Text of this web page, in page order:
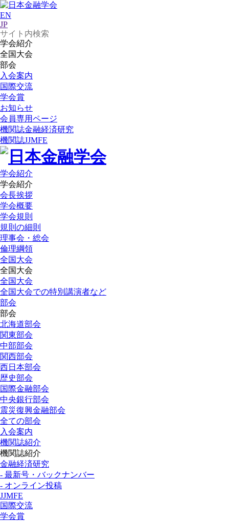
EN
JP
学会紹介
全国大会
部会
入会案内
国際交流
学会賞
お知らせ
会員専用ページ
機関誌金融経済研究
機関誌JJMFE
学会紹介
学会紹介
会長挨拶
学会概要
学会規則
規則の細則
理事会・総会
倫理綱領
全国大会
全国大会
全国大会
全国大会での特別講演者など
部会
部会
北海道部会
関東部会
中部部会
関西部会
西日本部会
歴史部会
国際金融部会
中央銀行部会
震災復興金融部会
全ての部会
入会案内
機関誌紹介
機関誌紹介
金融経済研究
- 最新号・バックナンバー
- オンライン投稿
JJMFE
国際交流
学会賞